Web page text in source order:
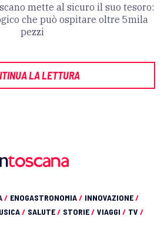
mette al sicuro il suo tesoro:
che può ospitare oltre 5mila
pezzi
LA LETTURA
/ ENOGASTRONOMIA/ INNOVAZIONE/
/ SALUTE/ STORIE/ VIAGGI / TV /